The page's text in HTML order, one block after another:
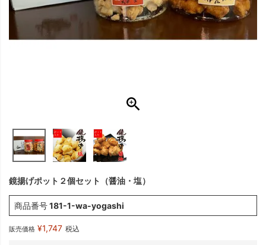
鏡揚げポット２個セット（醤油・塩）
商品番号181-1-wa-yogashi
販売価格 ¥1,747 税込